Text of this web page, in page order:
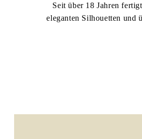
Seit über 18 Jahren
eleganten Silhouetten und